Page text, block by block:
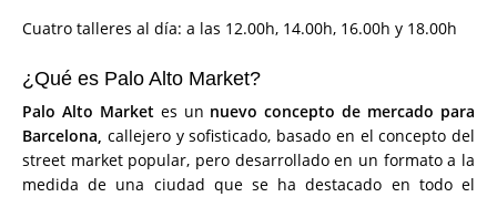
Cuatro talleres al día: a las 12.00h, 14.00h, 16.00h y 18.00h
¿Qué es Palo Alto Market?
Palo Alto Marketes un nuevo concepto de mercado para
Barcelona, callejero y sofisticado, basado en el concepto del
street market popular, pero desarrollado en un formato a la
medida de una ciudad que se ha destacado en todo el